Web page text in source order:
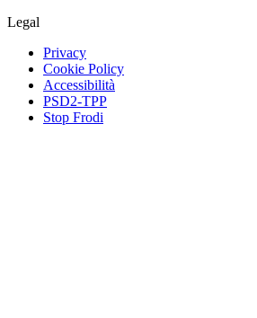
Legal
Privacy
Cookie Policy
Accessibilità
PSD2-TPP
Stop Frodi